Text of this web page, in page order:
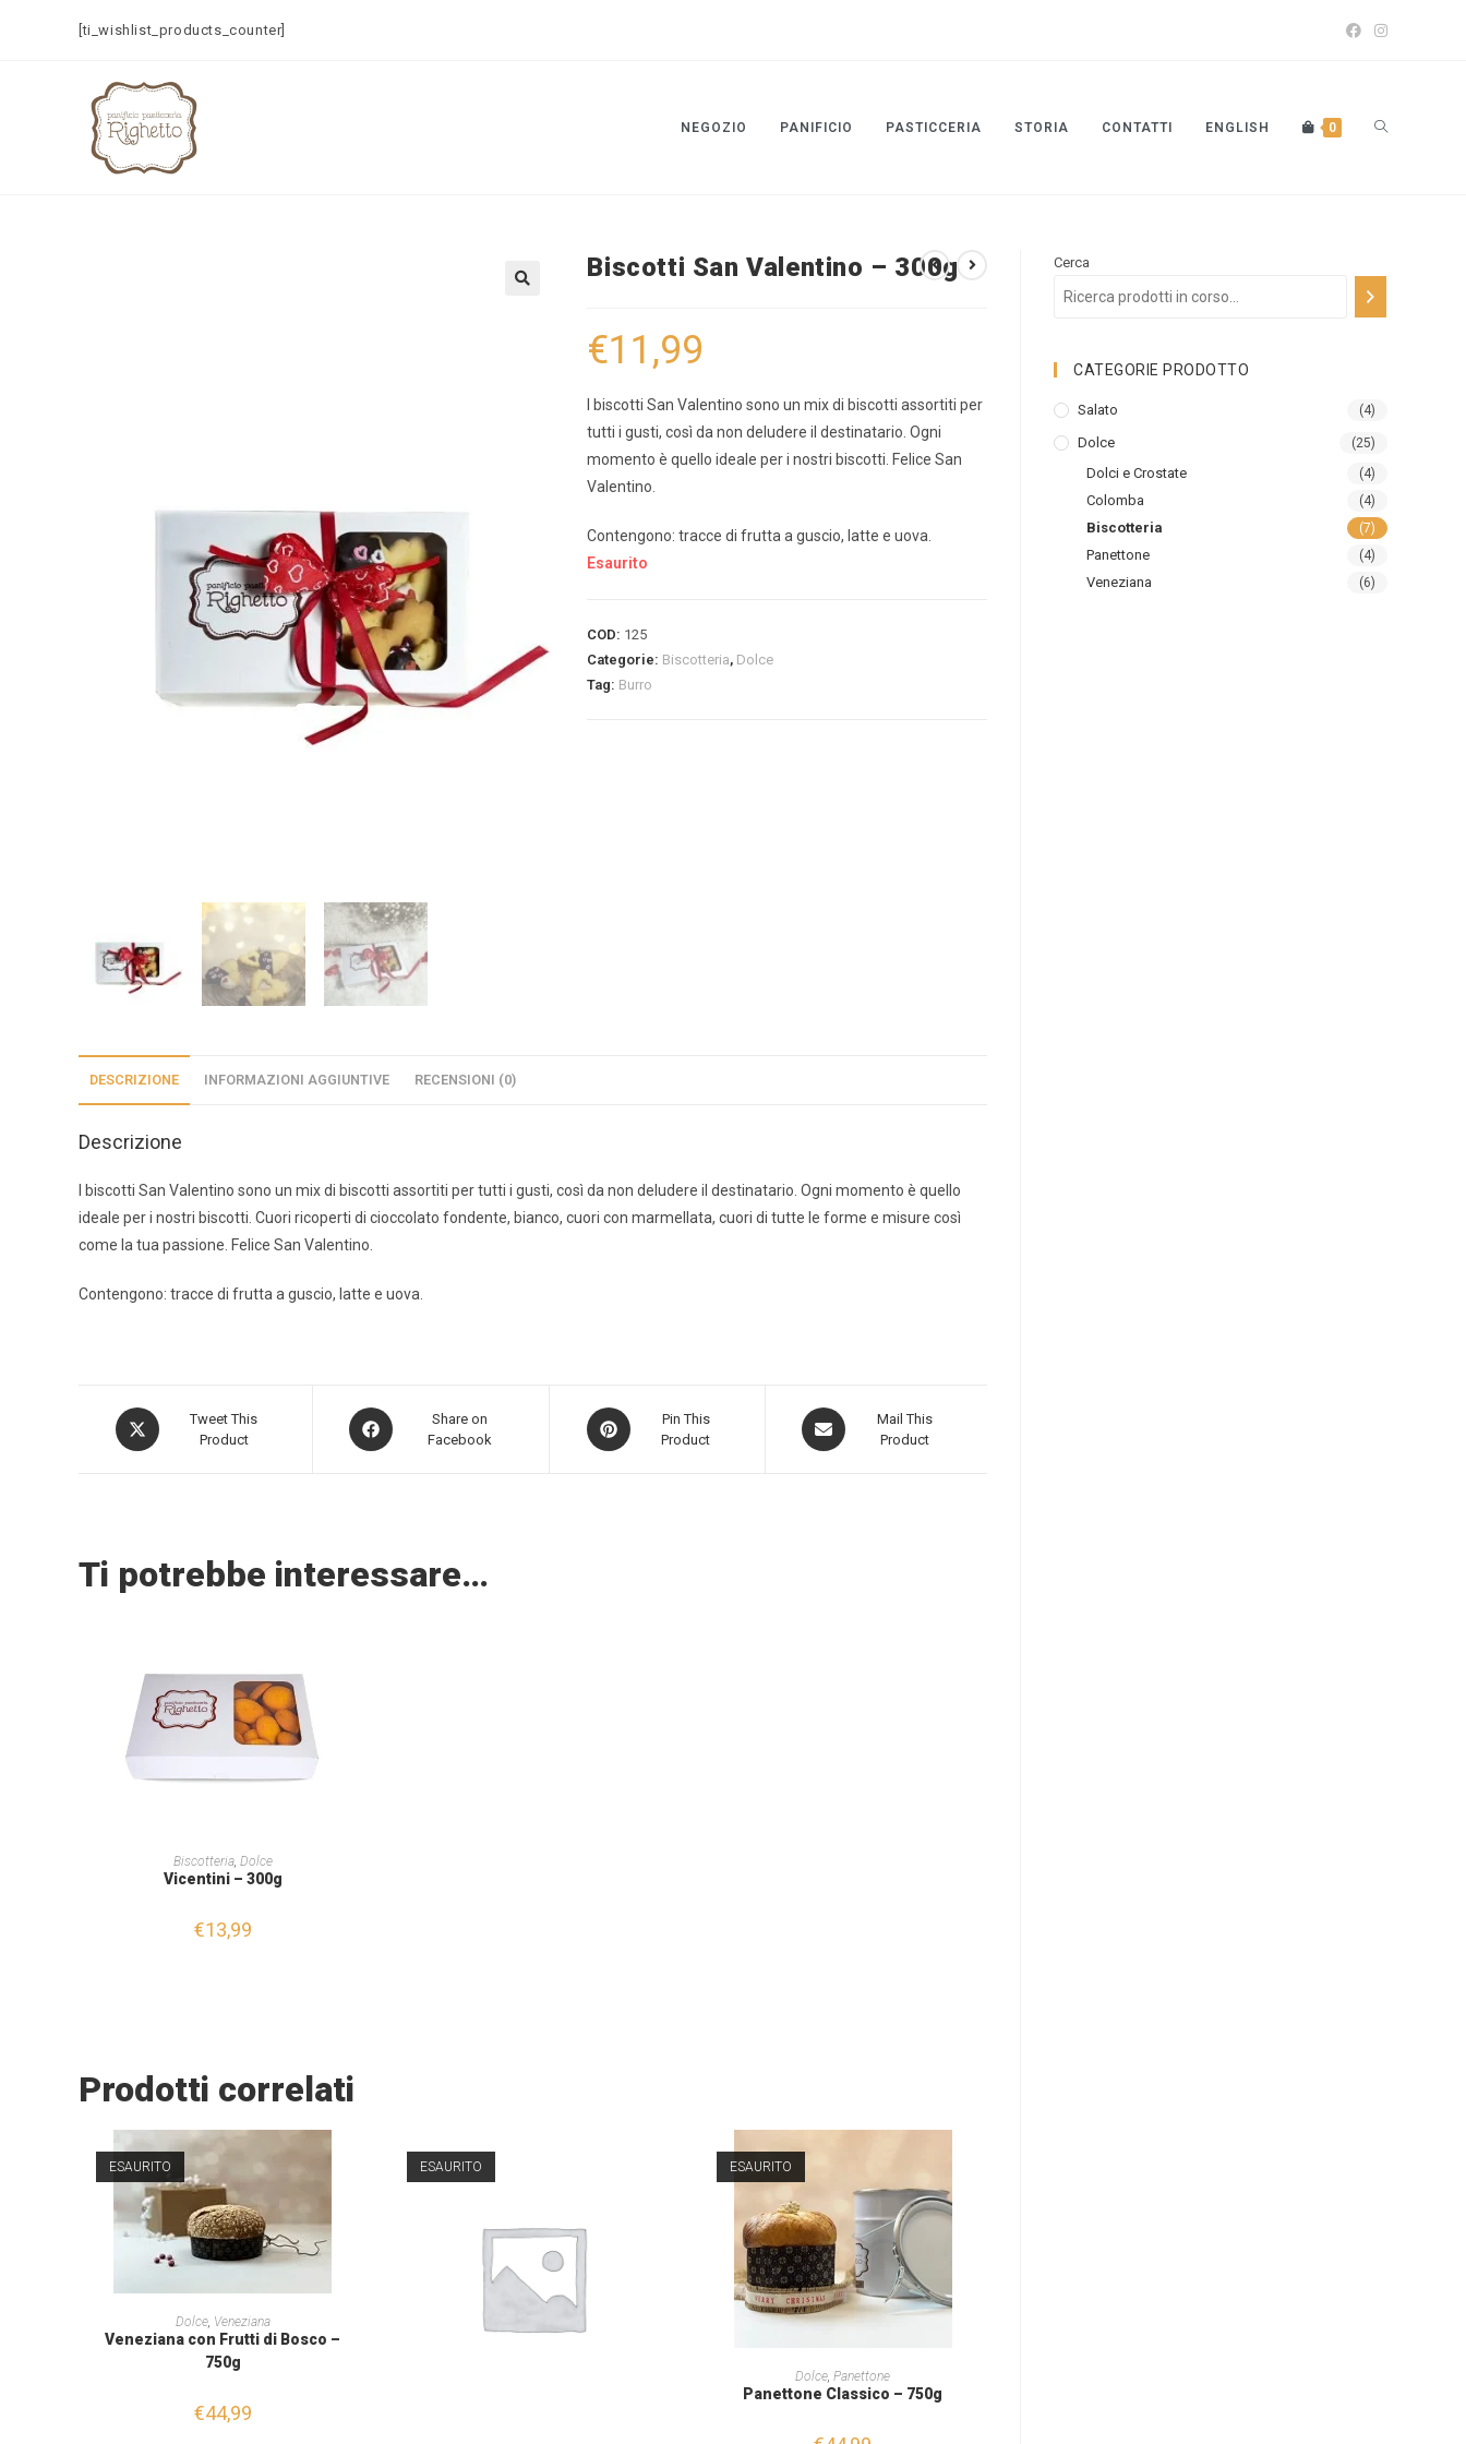
[ti_wishlist_products_counter]
NEGOZIO PANIFICIO PASTICCERIA STORIA CONTATTI ENGLISH 0
Biscotti San Valentino – 300g
€11,99
I biscotti San Valentino sono un mix di biscotti assortiti per
tutti i gusti, così da non deludere il destinatario. Ogni
momento è quello ideale per i nostri biscotti. Felice San
Valentino.
Contengono: tracce di frutta a guscio, latte e uova.
Esaurito
COD: 125
Categorie: Biscotteria, Dolce
Tag: Burro
DESCRIZIONE INFORMAZIONI AGGIUNTIVE RECENSIONI (0)
Descrizione
I biscotti San Valentino sono un mix di biscotti assortiti per tutti i gusti, così da non deludere il destinatario. Ogni momento è quello
ideale per i nostri biscotti. Cuori ricoperti di cioccolato fondente, bianco, cuori con marmellata, cuori di tutte le forme e misure così
come la tua passione. Felice San Valentino.
Contengono: tracce di frutta a guscio, latte e uova.
Tweet This
Product
Share on
Facebook
Pin This
Product
Mail This
Product
Ti potrebbe interessare…
AGGIUNGI AL CARRELLO
Biscotteria, Dolce
Vicentini – 300g
€13,99
Prodotti correlati
ESAURITO
LEGGI TUTTO
Dolce, Veneziana
Veneziana con Frutti di Bosco –
750g
€44,99
ESAURITO ESAURITO
LEGGI TUTTO
Dolce ,Panettone
Panettone Classico – 750g
Cerca
CATEGORIE PRODOTTO
Salato (4)
Dolce (25)
Dolci e Crostate (4)
Colomba (4)
Biscotteria (7)
Panettone (4)
Veneziana (6)